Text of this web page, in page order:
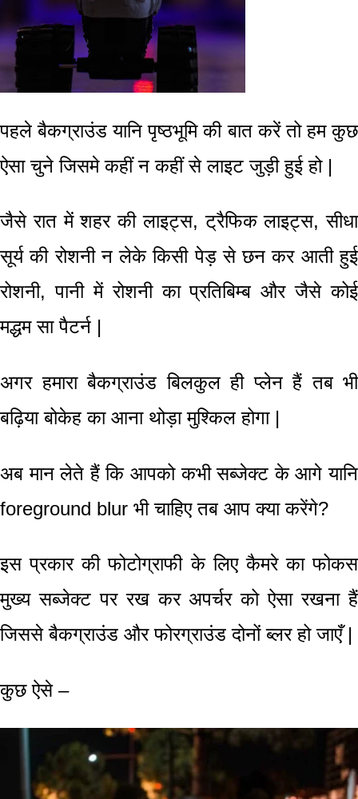
पहलेबैकग्राउंड यानि पृष्ठभूमिकी बात करें तो हम कुछ
ऐसा चुने जिसमे कहीं न कहीं से लाइट जुड़ी हुई हो |
जैसे रात में शहर कीलाइट्स,ट्रैफिक लाइट्स,सीधा
सूर्य की रोशनी न लेके किसी पेड़ से छन कर आती हुई
रोशनी,पानी में रोशनी का प्रतिबिम्ब और जैसे कोई
मद्धम सापैटर्न |
अगर हमाराबैकग्राउंडबिलकुल ही प्लेनहैं तब भी
बढ़िया बोकेह का आना थोड़ा मुश्किल होगा |
अब मान लेते हैं कि आपको कभीसब्जेक्ट के आगे यानि
foreground blur भी चाहिए तब आप क्या करेंगे?
इस प्रकार की फोटोग्राफी के लिएकैमरे का फोकस
मुख्य सब्जेक्ट पर रख कर अपर्चर कोऐसा रखना हैं
जिससेबैकग्राउंड औरफोरग्राउंडदोनों ब्लरहो जाएँ|
कुछ ऐसे –